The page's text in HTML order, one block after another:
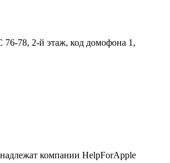
78, 2-й этаж, код домофона 1,
компании HelpForApple